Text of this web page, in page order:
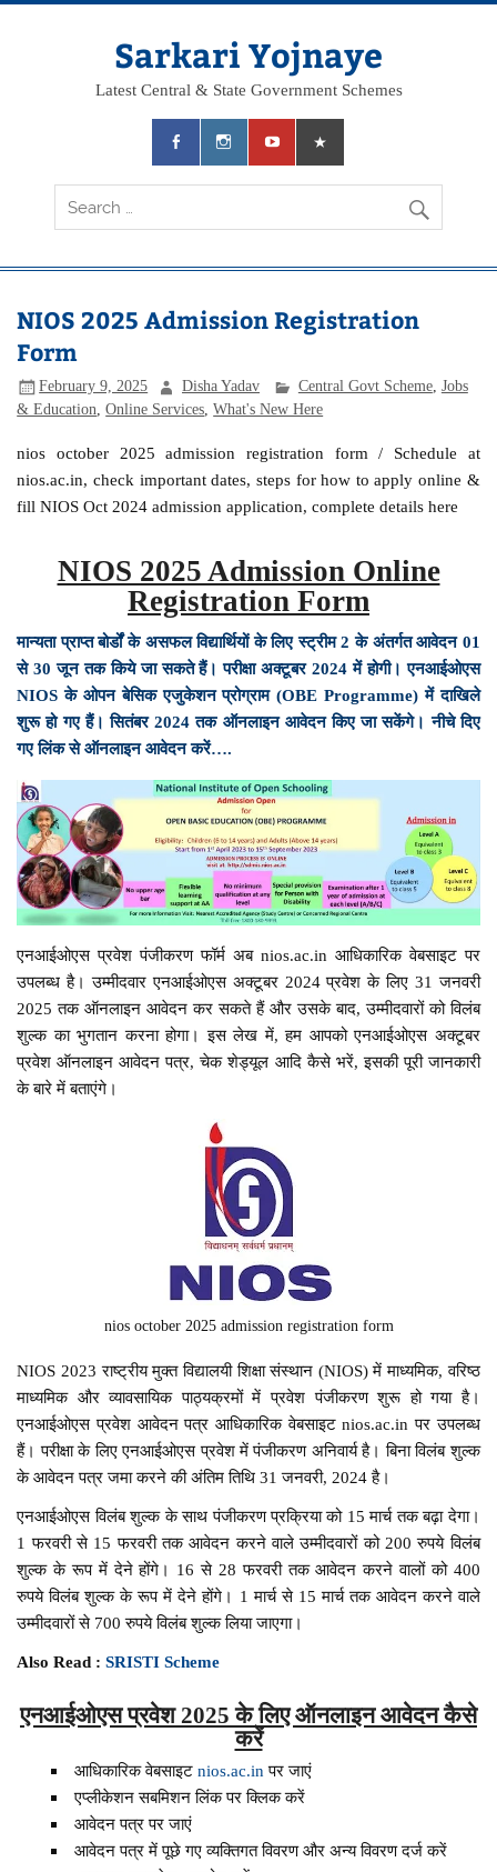
Skip
Sarkari Yojnaye
Latest Central & State Government Schemes
NIOS 2025 Admission Registration
Form
February 9, 2025 Disha Yadav Central Govt Scheme, Jobs
& Education ,Online Services ,What's New Here
nios october 2025 admission registration form / Schedule at
nios.ac.in, check important dates, steps for how to apply online &
fill NIOS Oct 2024 admission application, complete details here
NIOS 2025 Admission Online
Registration Form
मान्यता प्राप्त बोर्डों के असफल विद्यार्थियों के लिए स्ट्रीम 2 के अंतर्गत आवेदन 01
से 30 जून तक किये जा सकते हैं। परीक्षा अक्टूबर 2024 में होगी। एनआईओएस
NIOS के ओपन बेसिक एजुकेशन प्रोग्राम (OBE Programme) में दाखिले
शुरू हो गए हैं। सितंबर 2024 तक ऑनलाइन आवेदन किए जा सकेंगे। नीचे दिए
गए लिंक से ऑनलाइन आवेदन करें….
एनआईओएस प्रवेश पंजीकरण फॉर्म अब nios.ac.in आधिकारिक वेबसाइट पर
उपलब्ध है। उम्मीदवार एनआईओएस अक्टूबर 2024 प्रवेश के लिए 31 जनवरी
2025 तक ऑनलाइन आवेदन कर सकते हैं और उसके बाद, उम्मीदवारों को विलंब
शुल्क का भुगतान करना होगा। इस लेख में, हम आपको एनआईओएस अक्टूबर
प्रवेश ऑनलाइन आवेदन पत्र, चेक शेड्यूल आदि कैसे भरें, इसकी पूरी जानकारी
के बारे में बताएंगे।
nios october 2025 admission registration form
NIOS 2023 राष्ट्रीय मुक्त विद्यालयी शिक्षा संस्थान (NIOS) में माध्यमिक, वरिष्ठ
माध्यमिक और व्यावसायिक पाठ्यक्रमों में प्रवेश पंजीकरण शुरू हो गया है।
एनआईओएस प्रवेश आवेदन पत्र आधिकारिक वेबसाइट nios.ac.in पर उपलब्ध
हैं। परीक्षा के लिए एनआईओएस प्रवेश में पंजीकरण अनिवार्य है। बिना विलंब शुल्क
के आवेदन पत्र जमा करने की अंतिम तिथि 31 जनवरी, 2024 है।
एनआईओएस विलंब शुल्क के साथ पंजीकरण प्रक्रिया को 15 मार्च तक बढ़ा देगा।
1 फरवरी से 15 फरवरी तक आवेदन करने वाले उम्मीदवारों को 200 रुपये विलंब
शुल्क के रूप में देने होंगे। 16 से 28 फरवरी तक आवेदन करने वालों को 400
रुपये विलंब शुल्क के रूप में देने होंगे। 1 मार्च से 15 मार्च तक आवेदन करने वाले
उम्मीदवारों से 700 रुपये विलंब शुल्क लिया जाएगा।
Also Read :SRISTI Scheme
एनआईओएस प्रवेश 2025 के लिए ऑनलाइन आवेदन कैसे
करें
आधिकारिक वेबसाइट nios.ac.in पर जाएं
एप्लीकेशन सबमिशन लिंक पर क्लिक करें
आवेदन पत्र पर जाएं
आवेदन पत्र में पूछे गए व्यक्तिगत विवरण और अन्य विवरण दर्ज करें